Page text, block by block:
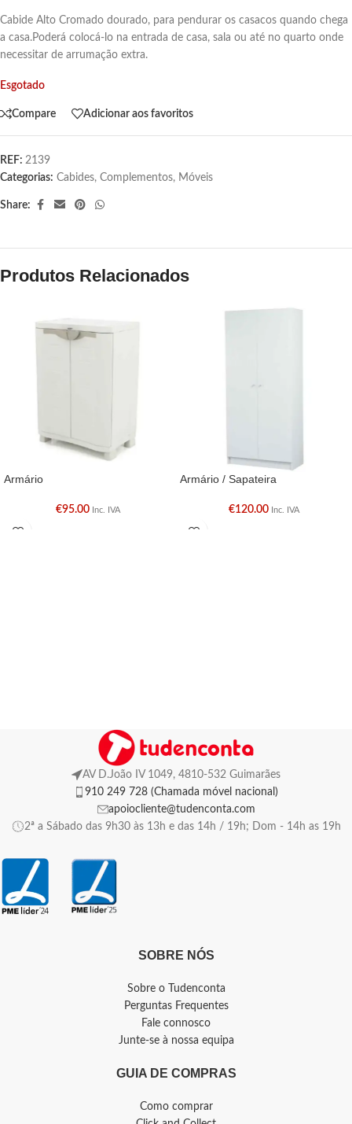
Cabide Alto Cromado dourado, para pendurar os casacos quando chega
a casa.Poderá colocá-lo na entrada de casa, sala ou até no quarto onde
necessitar de arrumação extra.
Esgotado
Compare Adicionar aos favoritos
REF: 2139
Categorias: Cabides, Complementos, Móveis
Share:
Produtos Relacionados
Armário
€95.00 Inc. IVA
Armário / Sapateira
€120.00 Inc. IVA
AV D.João IV 1049, 4810-532 Guimarães
910 249 728 (Chamada móvel nacional)
apoiocliente@tudenconta.com
2ª a Sábado das 9h30 às 13h e das 14h / 19h; Dom - 14h as 19h
SOBRE NÓS
Sobre o Tudenconta
Perguntas Frequentes
Fale connosco
Junte-se à nossa equipa
GUIA DE COMPRAS
Como comprar